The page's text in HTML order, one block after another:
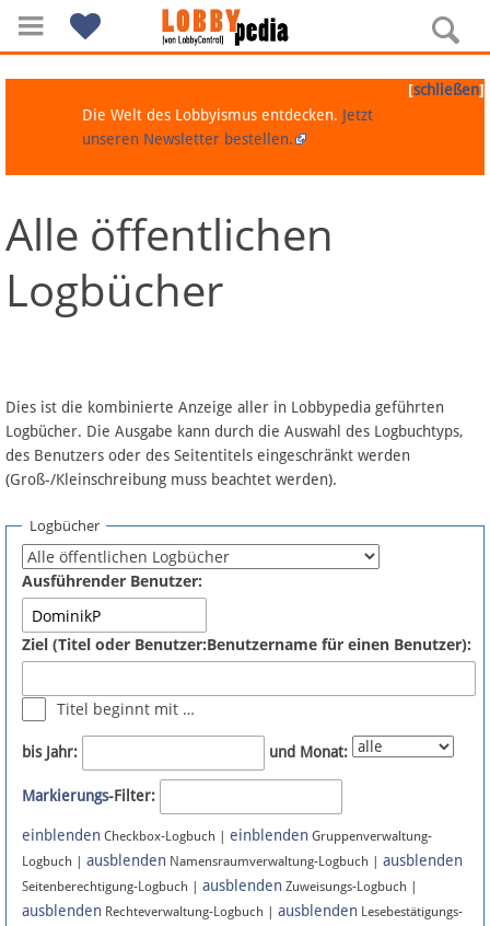
Navigation
Über Lobbypedia
Artikel nach Kategorien
FAQ
Fördermitglied werden
Fehler melden
Newsletter
Bluesky
Facebook
Instagram
[schließen]
Die Welt des Lobbyismus entdecken. Jetzt
unseren Newsletter bestellen.
Alle öffentlichen
Logbücher
Dies ist die kombinierte Anzeige aller in Lobbypedia geführten
Logbücher. Die Ausgabe kann durch die Auswahl des Logbuchtyps,
des Benutzers oder des Seitentitels eingeschränkt werden
(Groß-/Kleinschreibung muss beachtet werden).
Logbücher
Ausführender Benutzer:
Ziel (Titel oder Benutzer:Benutzername für einen Benutzer):
Titel beginnt mit …
bis Jahr: und Monat:
Markierungs-Filter:
einblenden Checkbox-Logbuch | einblenden Gruppenverwaltung-
Logbuch | ausblenden Namensraumverwaltung-Logbuch | ausblenden
Seitenberechtigung-Logbuch | ausblenden Zuweisungs-Logbuch |
ausblenden Rechteverwaltung-Logbuch | ausblenden Lesebestätigungs-